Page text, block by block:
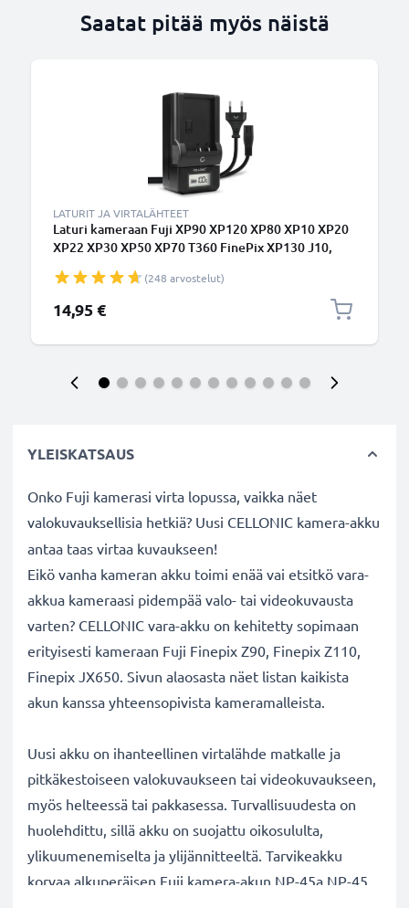
Saatat pitää myös näistä
LATURIT JA VIRTALÄHTEET
Laturi kameraan Fuji XP90 XP120 XP80 XP10 XP20
XP22 XP30 XP50 XP70 T360 FinePix XP130 J10,
(248 arvostelut)
14,95 €
YLEISKATSAUS
Onko Fuji kamerasi virta lopussa, vaikka näet
valokuvauksellisia hetkiä? Uusi CELLONIC kamera-akku
antaa taas virtaa kuvaukseen!
Eikö vanha kameran akku toimi enää vai etsitkö vara-
akkua kameraasi pidempää valo- tai videokuvausta
varten? CELLONIC vara-akku on kehitetty sopimaan
erityisesti kameraan Fuji Finepix Z90, Finepix Z110,
Finepix JX650. Sivun alaosasta näet listan kaikista
akun kanssa yhteensopivista kameramalleista.
Uusi akku on ihanteellinen virtalähde matkalle ja
pitkäkestoiseen valokuvaukseen tai videokuvaukseen,
myös helteessä tai pakkasessa. Turvallisuudesta on
huolehdittu, sillä akku on suojattu oikosululta,
ylikuumenemiselta ja ylijännitteeltä. Tarvikeakku
korvaa alkuperäisen Fuji kamera-akun NP-45a NP-45.